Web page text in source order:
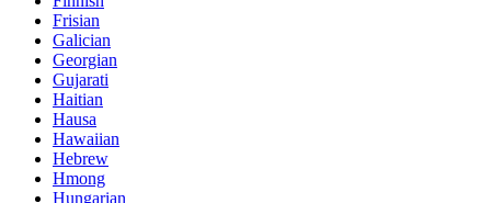
Frisian
Galician
Georgian
Gujarati
Haitian
Hausa
Hawaiian
Hebrew
Hmong
Hungarian